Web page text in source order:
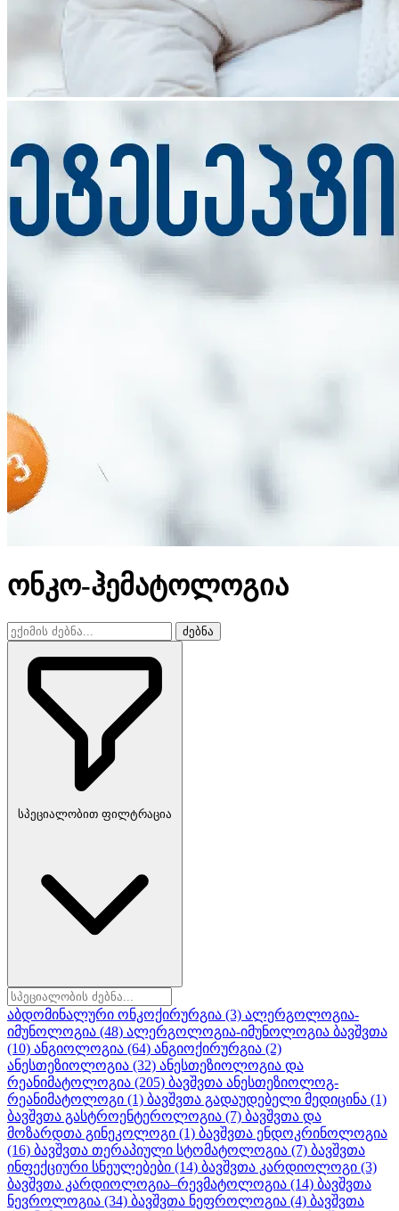
ონკო-ჰემატოლოგია
ძებნა
სპეციალობით ფილტრაცია
აბდომინალური ონკოქირურგია (3) ალერგოლოგია-
იმუნოლოგია (48) ალერგოლოგია-იმუნოლოგია ბავშვთა
(10) ანგიოლოგია (64) ანგიოქირურგია (2)
ანესთეზიოლოგია (32) ანესთეზიოლოგია და
რეანიმატოლოგია (205) ბავშვთა ანესთეზიოლოგ-
რეანიმატოლოგი (1) ბავშვთა გადაუდებელი მედიცინა (1)
ბავშვთა გასტროენტეროლოგია (7) ბავშვთა და
მოზარდთა გინეკოლოგი (1) ბავშვთა ენდოკრინოლოგია
(16) ბავშვთა თერაპიული სტომატოლოგია (7) ბავშვთა
ინფექციური სნეულებები (14) ბავშვთა კარდიოლოგი (3)
ბავშვთა კარდიოლოგია–რევმატოლოგია (14) ბავშვთა
ნევროლოგია (34) ბავშვთა ნეფროლოგია (4) ბავშვთა